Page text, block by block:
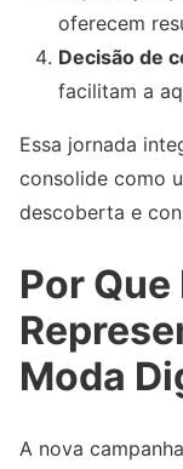
oferecem
Decisão de
facilitam a
Essa jornada
consolide como
descoberta e
Por
Moda
A nova